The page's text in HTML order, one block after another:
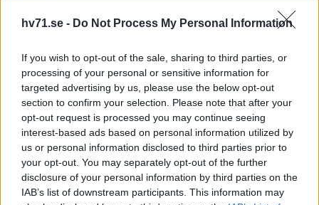
hv71.se - Do Not Process My Personal Information
If you wish to opt-out of the sale, sharing to third parties, or
processing of your personal or sensitive information for
targeted advertising by us, please use the below opt-out
section to confirm your selection. Please note that after your
opt-out request is processed you may continue seeing
interest-based ads based on personal information utilized by
us or personal information disclosed to third parties prior to
your opt-out. You may separately opt-out of the further
disclosure of your personal information by third parties on the
IAB’s list of downstream participants. This information may
Den kanadensiske centern Noah Philp skrev
och skulle då vara en av de sista pusselbitarna i
lagbygget inför säsong. Det kontraktet bryts nu
då Philp bestämt sig för att sluta med hockey.
Den 24 juni blev Noah Philp, som tidigare spelat i
Carolina Hurricanes organisation, klar för HV71 och
skrev då ett 1+1 årskontrakt. Nu har Philp meddelat
Johan Hult att han vill bryta kontraktet och att han
kommer att sluta med hockey med omedelbar verkan.